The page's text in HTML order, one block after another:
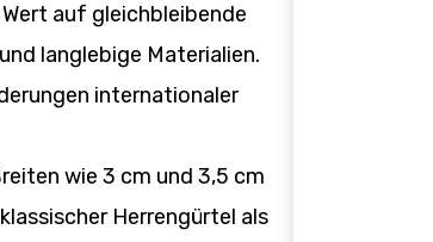
auf gleichbleibende
langlebige Materialien.
internationaler
wie 3 cm und 3,5 cm
Herrengürtel als